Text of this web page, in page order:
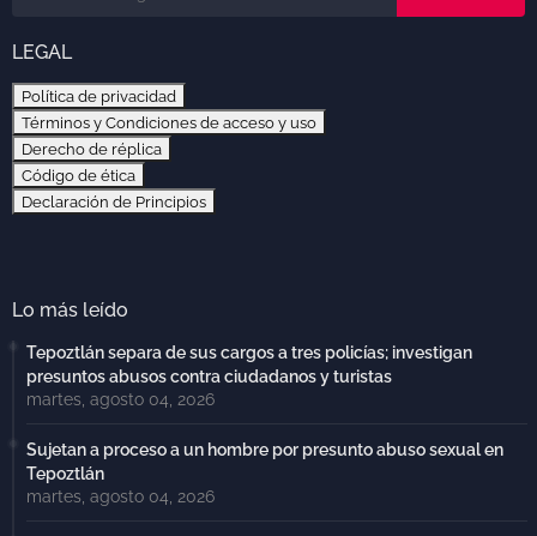
LEGAL
Política de privacidad
Términos y Condiciones de acceso y uso
Derecho de réplica
Código de ética
Declaración de Principios
Lo más leído
Tepoztlán separa de sus cargos a tres policías; investigan
presuntos abusos contra ciudadanos y turistas
martes, agosto 04, 2026
Sujetan a proceso a un hombre por presunto abuso sexual en
Tepoztlán
martes, agosto 04, 2026